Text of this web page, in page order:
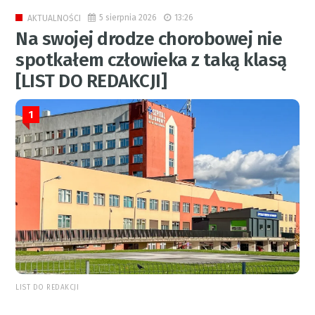
AKTUALNOŚCI 5 sierpnia 2026 13:26
Na swojej drodze chorobowej nie
spotkałem człowieka z taką klasą
[LIST DO REDAKCJI]
1
LIST DO REDAKCJI